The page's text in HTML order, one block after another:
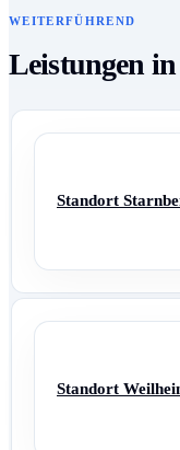
WEITERFÜHREND
Leistungen
Standort
Standort